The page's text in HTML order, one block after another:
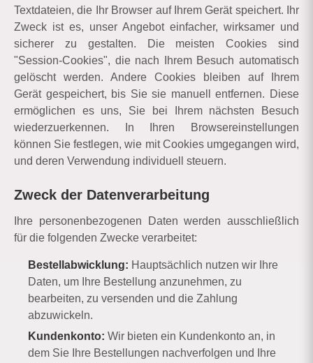
Textdateien, die Ihr Browser auf Ihrem Gerät speichert. Ihr
Zweck ist es, unser Angebot einfacher, wirksamer und
sicherer zu gestalten. Die meisten Cookies sind
"Session-Cookies", die nach Ihrem Besuch automatisch
gelöscht werden. Andere Cookies bleiben auf Ihrem
Gerät gespeichert, bis Sie sie manuell entfernen. Diese
ermöglichen es uns, Sie bei Ihrem nächsten Besuch
wiederzuerkennen. In Ihren Browsereinstellungen
können Sie festlegen, wie mit Cookies umgegangen wird,
und deren Verwendung individuell steuern.
Zweck der Datenverarbeitung
Ihre personenbezogenen Daten werden ausschließlich
für die folgenden Zwecke verarbeitet:
Bestellabwicklung: Hauptsächlich nutzen wir Ihre
Daten, um Ihre Bestellung anzunehmen, zu
bearbeiten, zu versenden und die Zahlung
abzuwickeln.
Kundenkonto: Wir bieten ein Kundenkonto an, in
dem Sie Ihre Bestellungen nachverfolgen und Ihre